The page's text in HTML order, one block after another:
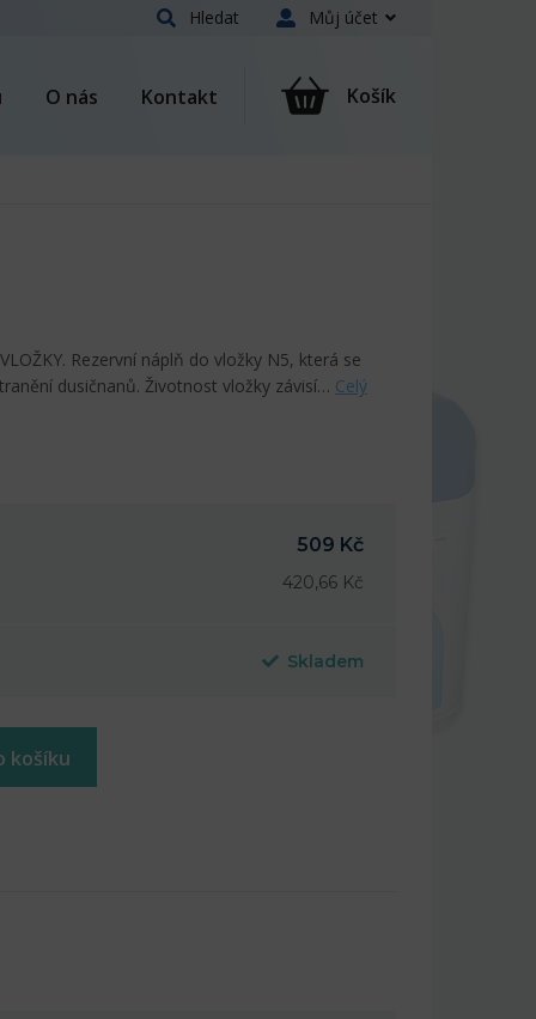
Hledat Můj účet
O nás Kontakt Košík
Rezervní náplň do vložky N5, která se
dusičnanů. Životnost vložky závisí… Celý
509 Kč
420,66 Kč
Skladem
košíku